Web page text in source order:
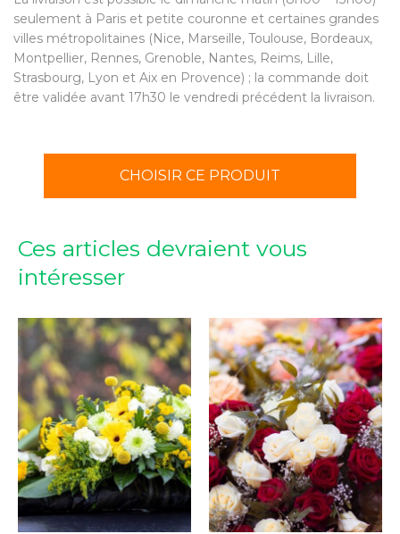
seulement à Paris et petite couronne et certaines grandes
villes métropolitaines (Nice, Marseille, Toulouse, Bordeaux,
Montpellier, Rennes, Grenoble, Nantes, Reims, Lille,
Strasbourg, Lyon et Aix en Provence) ; la commande doit
être validée avant 17h30 le vendredi précédent la livraison.
CHOISIR CE PRODUIT
Ces articles devraient vous
intéresser